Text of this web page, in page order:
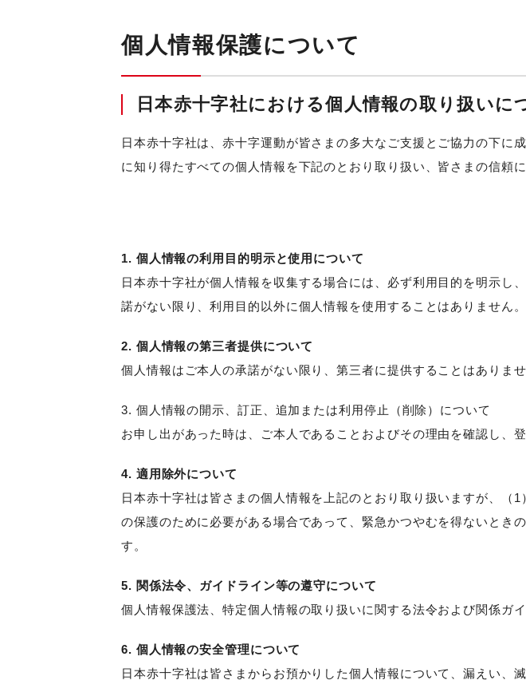
個人情報保護について
日本赤十字社における個人情報の取り扱いに
日本赤十字社は、赤十字運動が皆さまの多大なご支援とご協力の下に
に知り得たすべての個人情報を下記のとおり取り扱い、皆さまの信頼に
1. 個人情報の利用目的明示と使用について
日本赤十字社が個人情報を収集する場合には、必ず利用目的を明示し
諾がない限り、利用目的以外に個人情報を使用することはありません。
2. 個人情報の第三者提供について
個人情報はご本人の承諾がない限り、第三者に提供することはありま
3. 個人情報の開示、訂正、追加または利用停止（削除）について
お申し出があった時は、ご本人であることおよびその理由を確認し、
4. 適用除外について
日本赤十字社は皆さまの個人情報を上記のとおり取り扱いますが、
の保護のために必要がある場合であって、緊急かつやむを得ないとき
す。
5. 関係法令、ガイドライン等の遵守について
個人情報保護法、特定個人情報の取り扱いに関する法令および関係ガ
6. 個人情報の安全管理について
日本赤十字社は皆さまからお預かりした個人情報について、漏えい、